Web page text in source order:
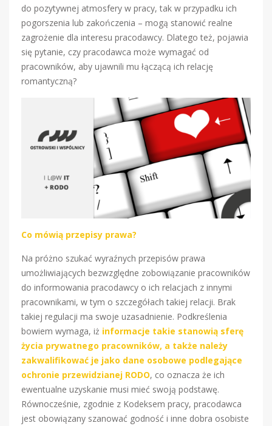
do pozytywnej atmosfery w pracy, tak w przypadku ich
pogorszenia lub zakończenia – mogą stanowić realne
zagrożenie dla interesu pracodawcy. Dlatego też, pojawia
się pytanie, czy pracodawca może wymagać od
pracowników, aby ujawnili mu łączącą ich relację
romantyczną?
Co mówią przepisy prawa?
Na próżno szukać wyraźnych przepisów prawa
umożliwiających bezwzględne zobowiązanie pracowników
do informowania pracodawcy o ich relacjach z innymi
pracownikami, w tym o szczegółach takiej relacji. Brak
takiej regulacji ma swoje uzasadnienie. Podkreślenia
bowiem wymaga, iż informacje takie stanowią sferę
życia prywatnego pracowników, a także należy
zakwalifikować je jako dane osobowe podlegające
ochronie przewidzianej RODO, co oznacza że ich
ewentualne uzyskanie musi mieć swoją podstawę.
Równocześnie, zgodnie z Kodeksem pracy, pracodawca
jest obowiązany szanować godność i inne dobra osobiste